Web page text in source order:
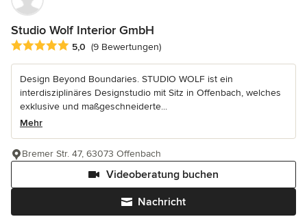
Studio Wolf Interior GmbH
Durchschnittliche Bewertung: 5 von 5 Sternen
5,0 (9 Bewertungen)
Design Beyond Boundaries. STUDIO WOLF ist ein
interdisziplinäres Designstudio mit Sitz in Offenbach, welches
exklusive und maßgeschneiderte...
Mehr
Nachricht
Videoberatung buchen
Bremer Str. 47, 63073 Offenbach